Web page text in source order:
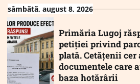
Skip
content
sâmbătă, august 8, 2026
Primăria Lugoj
petiției privind
plată. Cetățenii cer
documentele care
baza hotărârii